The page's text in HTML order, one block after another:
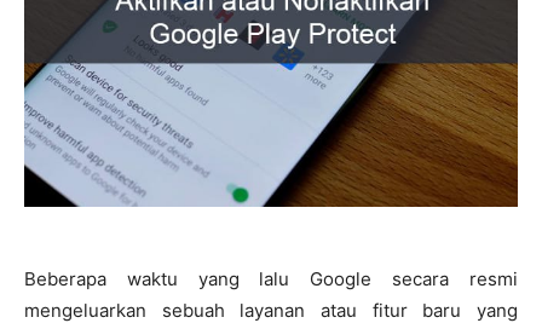
Beberapa waktu yang lalu Google secara resmi
mengeluarkan sebuah layanan atau fitur baru yang